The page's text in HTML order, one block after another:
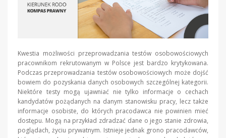
Kwestia możliwości przeprowadzania testów osobowościowych
pracownikom rekrutowanym w Polsce jest bardzo krytykowana.
Podczas przeprowadzania testów osobowościowych może dojść
bowiem do pozyskania danych osobowych szczególnej kategorii.
Niektóre testy mogą ujawniać nie tylko informacje o cechach
kandydatów pożądanych na danym stanowisku pracy, lecz także
informacje osobiste, do których pracodawca nie powinien mieć
dostępu. Mogą na przykład zdradzać dane o jego stanie zdrowia,
poglądach, życiu prywatnym. Istnieje jednak grono pracodawców,